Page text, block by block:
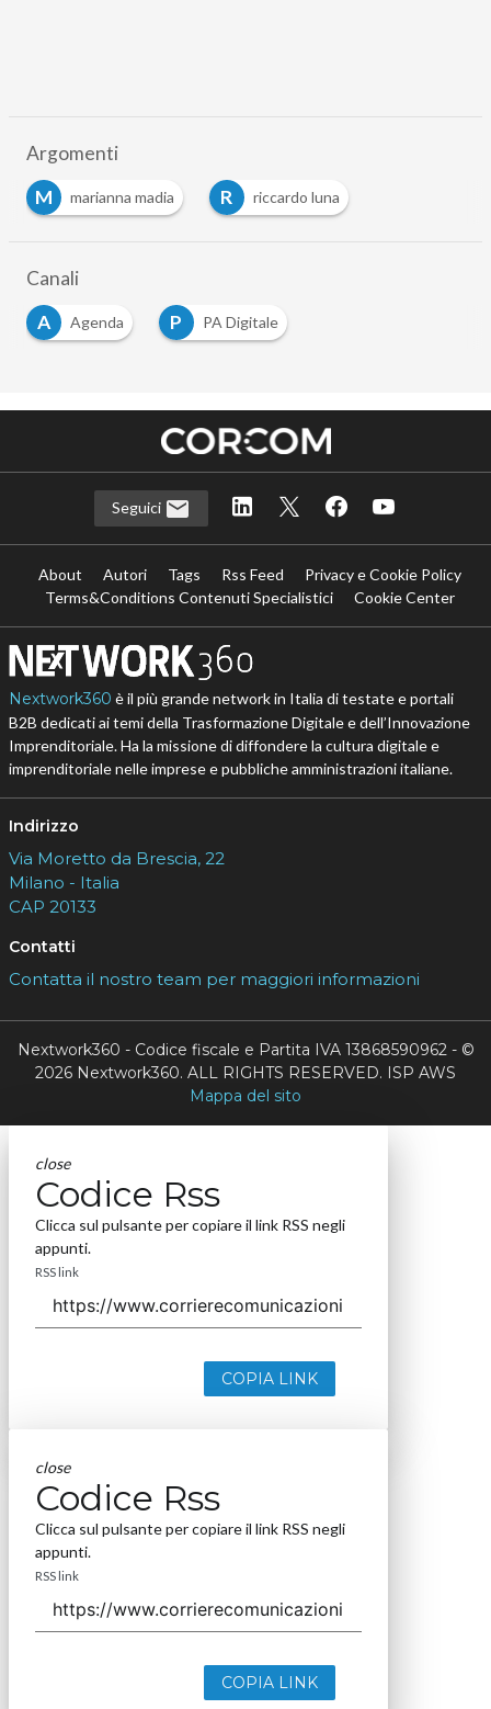
Argomenti
M
marianna madia R riccardo luna
Canali
A
Agenda P PA Digitale
Seguici
About Autori Tags Rss Feed
Privacy e Cookie Policy
Terms&Conditions Contenuti Specialistici
Cookie Center
Nextwork360 è il più grande network in Italia di testate e portali
B2B dedicati ai temi della Trasformazione Digitale e dell’Innovazione
Imprenditoriale. Ha la missione di diffondere la cultura digitale e
imprenditoriale nelle imprese e pubbliche amministrazioni italiane.
Indirizzo
Via Moretto da Brescia, 22
Milano - Italia
CAP 20133
Contatti
Contatta il nostro team per maggiori informazioni
Nextwork360 - Codice fiscale e Partita IVA 13868590962 - ©
2026 Nextwork360. ALL RIGHTS RESERVED. ISP AWS
Mappa del sito
close
Codice Rss
Clicca sul pulsante per copiare il link RSS negli
appunti.
RSS link
COPIA LINK
close
Codice Rss
Clicca sul pulsante per copiare il link RSS negli
appunti.
RSS link
COPIA LINK